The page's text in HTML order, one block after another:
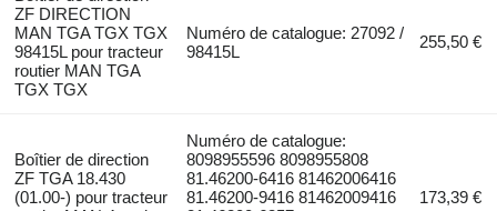
ZF DIRECTION
MAN TGA TGX TGX
98415L pour tracteur
routier MAN TGA
TGX TGX
Numéro de catalogue: 27092 /
98415L
255,50 €
Boîtier de direction
ZF TGA 18.430
(01.00-) pour tracteur
Numéro de catalogue:
8098955596 8098955808
81.46200-6416 81462006416
81.46200-9416 81462009416
173,39 €